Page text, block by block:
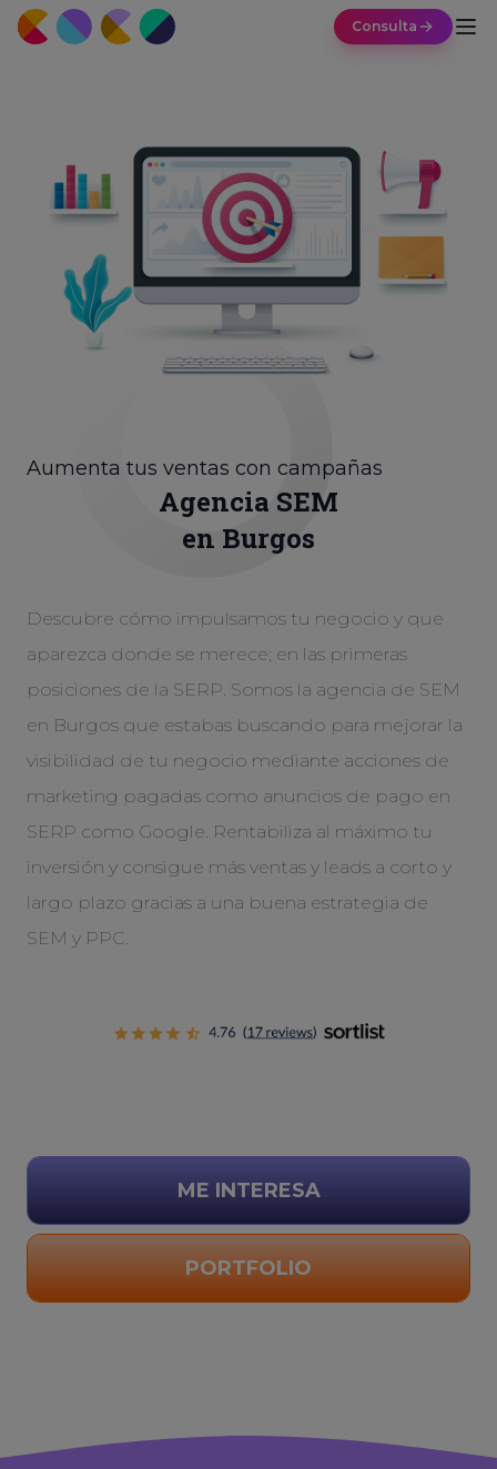
Consulta
Aumenta tus ventas con campañas
Agencia SEM
en Burgos
Descubre cómo impulsamos tu negocio y que
aparezca donde se merece; en las primeras
posiciones de la SERP. Somos la agencia de SEM
en Burgos que estabas buscando para mejorar la
visibilidad de tu negocio mediante acciones de
marketing pagadas como anuncios de pago en
SERP como Google. Rentabiliza al máximo tu
inversión y consigue más ventas y leads a corto y
largo plazo gracias a una buena estrategia de
SEM y PPC.
ME INTERESA
PORTFOLIO